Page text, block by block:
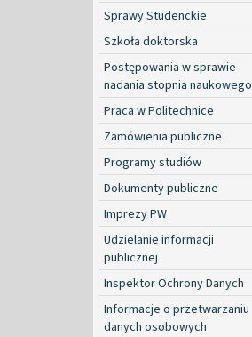
Sprawy Studenckie
Szkoła doktorska
Postępowania w sprawie
nadania stopnia naukowego
Praca w Politechnice
Zamówienia publiczne
Programy studiów
Dokumenty publiczne
Imprezy PW
Udzielanie informacji
publicznej
Inspektor Ochrony Danych
Informacje o przetwarzaniu
danych osobowych